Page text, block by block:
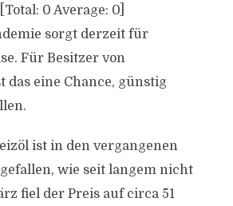
[Total: 0 Average: 0]
sorgt derzeit für
Für Besitzer von
das eine Chance, günstig
ist in den vergangenen
wie seit langem nicht
fiel der Preis auf circa 51